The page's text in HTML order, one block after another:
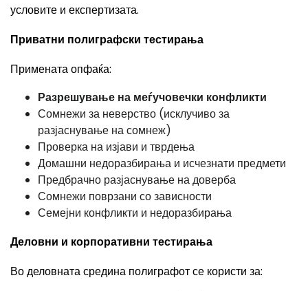
условите и експертизата.
Приватни полиграфски тестирања
Примената опфаќа:
Разрешување на меѓучовечки конфликти
Сомнежи за неверство (исклучиво за
разјаснување на сомнеж)
Проверка на изјави и тврдења
Домашни недоразбирања и исчезнати предмети
Предбрачно разјаснување на доверба
Сомнежи поврзани со зависности
Семејни конфликти и недоразбирања
Деловни и корпоративни тестирања
Во деловната средина полиграфот се користи за: